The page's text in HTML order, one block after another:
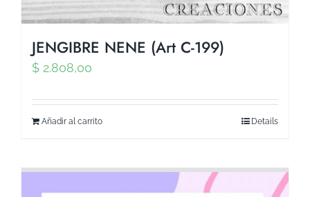
JENGIBRE NENE (Art C-199)
$ 2.808,00
Añadir al carrito Details